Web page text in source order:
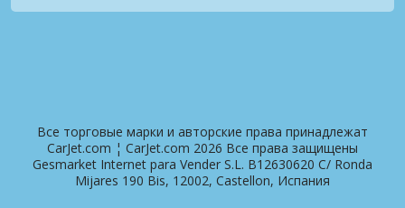
Все торговые марки и авторские права принадлежат
CarJet.com ¦ CarJet.com 2026 Все права защищены
Gesmarket Internet para Vender S.L. B12630620 C/ Ronda
Mijares 190 Bis, 12002, Castellon, Испания